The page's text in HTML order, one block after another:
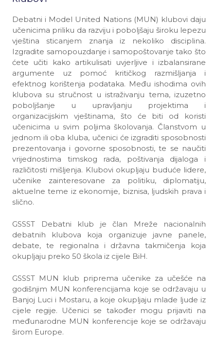
Debatni i Model United Nations (MUN) klubovi daju
učenicima priliku da razviju i poboljšaju široku lepezu
vještina sticanjem znanja iz nekoliko disciplina.
Izgradite samopouzdanje i samopoštovanje tako što
ćete učiti kako artikulisati uvjerljive i izbalansirane
argumente uz pomoć kritičkog razmišljanja i
efektnog korištenja podataka. Među ishodima ovih
klubova su stručnost u istraživanju tema, izuzetno
poboljšanje u upravljanju projektima i
organizacijskim vještinama, što će biti od koristi
učenicima u svim poljima školovanja. Članstvom u
jednom ili oba kluba, učenici će izgraditi sposobnosti
prezentovanja i govorne sposobnosti, te se naučiti
vrijednostima timskog rada, poštivanja dijaloga i
različitosti mišljenja. Klubovi okupljaju buduće lidere,
učenike zainteresovane za politiku, diplomatiju,
aktuelne teme iz ekonomije, biznisa, ljudskih prava i
slično.
GSSST Debatni klub je član Mreže nacionalnih
debatnih klubova koja organizuje javne panele,
debate, te regionalna i državna takmičenja koja
okupljaju preko 50 škola iz cijele BiH.
GSSST MUN klub priprema učenike za učešće na
godišnjim MUN konferencijama koje se održavaju u
Banjoj Luci i Mostaru, a koje okupljaju mlade ljude iz
cijele regije. Učenici se također mogu prijaviti na
međunarodne MUN konferencije koje se održavaju
širom Europe.